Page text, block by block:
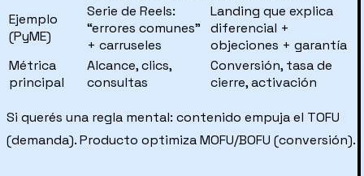
Ejemplo
(PyME)
Serie de Reels:
“errores comunes”
+ carruseles
Landing que explica
diferencial +
objeciones + garantía
Métrica
principal
Alcance, clics,
consultas
Conversión, tasa de
cierre, activación
Si querés una regla mental: contenido empuja el TOFU
(demanda). Producto optimiza MOFU/BOFU (conversión).